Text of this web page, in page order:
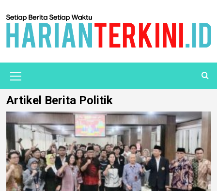
Artikel Berita Politik